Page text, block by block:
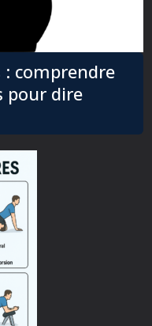
comprendre
pour dire